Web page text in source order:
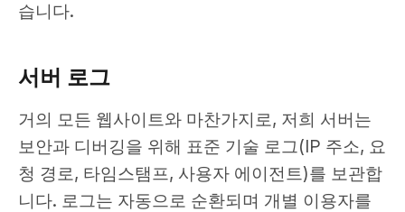
습니다.
서버 로그
거의 모든 웹사이트와 마찬가지로, 저희 서버는
보안과 디버깅을 위해 표준 기술 로그(IP 주소, 요
청 경로, 타임스탬프, 사용자 에이전트)를 보관합
니다. 로그는 자동으로 순환되며 개별 이용자를